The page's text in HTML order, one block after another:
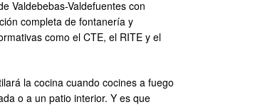
Valdebebas-Valdefuentes con
completa de fontanería y
como el CTE, el RITE y el
la cocina cuando cocines a fuego
o a un patio interior. Y es que